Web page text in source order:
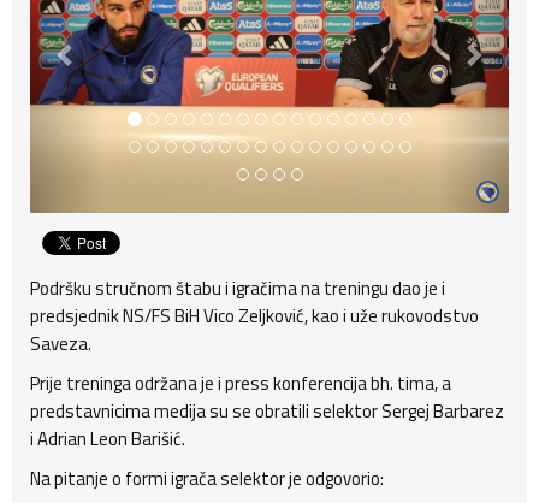
Podršku stručnom štabu i igračima na treningu dao je i
predsjednik NS/FS BiH Vico Zeljković, kao i uže rukovodstvo
Saveza.
Prije treninga održana je i press konferencija bh. tima, a
predstavnicima medija su se obratili selektor Sergej Barbarez
i Adrian Leon Barišić.
Na pitanje o formi igrača selektor je odgovorio: